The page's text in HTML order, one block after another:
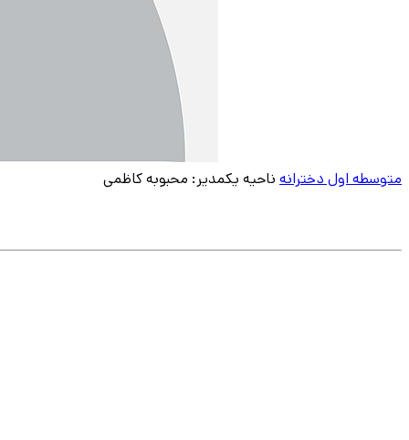
متوسطه اول دخترانه ناحیه یکمدیر: محبوبه کاظمی